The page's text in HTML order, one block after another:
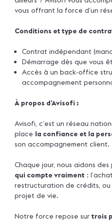
vous offrant la force d’un
Conditions et type de
Contrat indépendant
Démarrage dès que vous
Accès à un back-office
accompagnement
À propos d’Avisofi :
Avisofi, c’est un réseau
place la confiance et la
son accompagnement client.
Chaque jour, nous aidons
qui compte vraiment :
restructuration de crédits, ou
projet de vie.
Notre force repose surtrois